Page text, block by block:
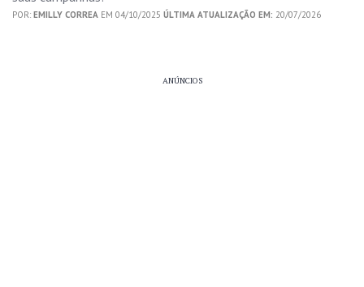
POR: EMILLY CORREA EM 04/10/2025 ÚLTIMA ATUALIZAÇÃO EM: 20/07/2026
ANÚNCIOS